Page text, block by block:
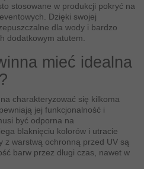
stosowane w produkcji pokryć na
Dzięki swojej
dla wody i bardzo
dodatkowym atutem.
mieć idealna
charakteryzować się kilkoma
jej funkcjonalność i
być odporna na
blaknięciu kolorów i utracie
z warstwą ochronną przed UV są
barw przez długi czas, nawet w